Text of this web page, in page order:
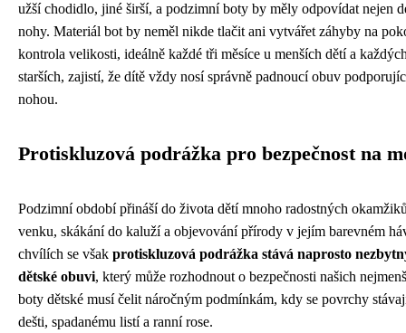
užší chodidlo, jiné širší, a podzimní boty by měly odpovídat nejen
nohy. Materiál bot by neměl nikde tlačit ani vytvářet záhyby na
kontrola velikosti, ideálně každé tři měsíce u menších dětí a
starších, zajistí, že dítě vždy nosí správně padnoucí obuv
nohou.
Protiskluzová podrážka pro bezpečnost na
Podzimní období přináší do života dětí mnoho radostných
venku, skákání do kaluží a objevování přírody v jejím barevném
chvílích se však protiskluzová podrážka stává naprosto
dětské obuvi, který může rozhodnout o bezpečnosti našich
boty dětské musí čelit náročným podmínkám, kdy se povrchy
dešti, spadanému listí a ranní rose.